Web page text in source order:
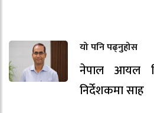
यो पनि पढ्नुहोस
नेपाल आयल
निर्देशकमा साह